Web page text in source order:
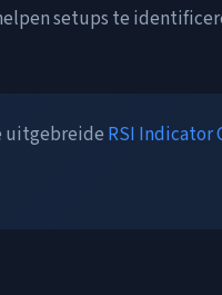
setups te
uitgebreide RSI Indicator